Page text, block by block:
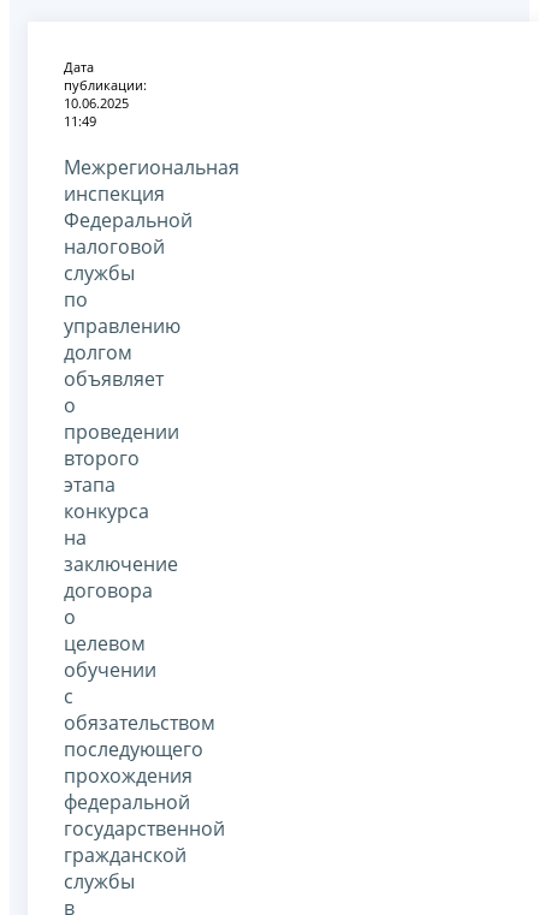
Дата
публикации:
10.06.2025
11:49
Межрегиональная
инспекция
Федеральной
налоговой
службы
по
управлению
долгом
объявляет
о
проведении
второго
этапа
конкурса
на
заключение
договора
о
целевом
обучении
с
обязательством
последующего
прохождения
федеральной
государственной
гражданской
службы
в